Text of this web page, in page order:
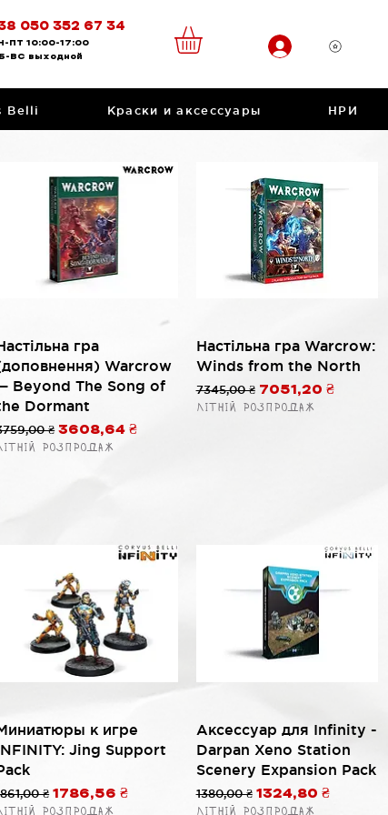
050 352 67 34
ПТ 10:00-17:00
ВС выходной
Belli Краски и аксессуары НРИ
Быстрый просмотр
гра
Warcrow
Beyond The Song of
Dormant
цена
₴ Цена со скидкой
3608,64 ₴
розпродаж
Быстрый просмотр
Настільна гра Warcrow:
Winds from the North
Обычная цена
7345,00 ₴ Цена со
7051,20 ₴
Літній розпродаж
Быстрый просмотр
к игре
Jing Support
цена
₴ Цена со скидкой
1786,56 ₴
Быстрый просмотр
Аксессуар для Infinity -
Darpan Xeno Station
Scenery Expansion Pack
Обычная цена
1380,00 ₴ Цена со скидкой
1324,80 ₴